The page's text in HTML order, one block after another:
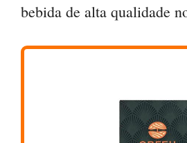
bebida de alta qualidade